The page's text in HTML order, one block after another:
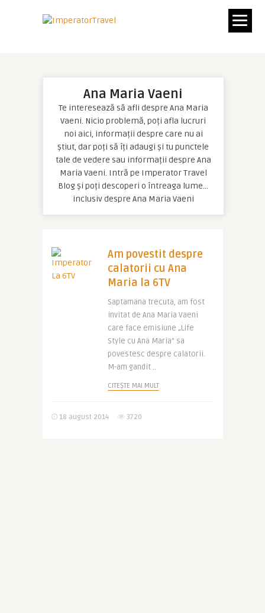
Ana Maria Vaeni
Te interesează să afli despre Ana Maria
Vaeni. Nicio problemă, poți afla lucruri
noi aici, informații despre care nu ai
știut, dar poți să îți adaugi și tu punctele
tale de vedere sau informații despre Ana
Maria Vaeni. Intră pe Imperator Travel
Blog și poți descoperi o întreaga lume…
inclusiv despre Ana Maria Vaeni
Am povestit despre
calatorii cu Ana
Maria la 6TV
Saptamana trecuta, am fost
invitat de Ana Maria Vaeni
care face emisiune „Life
Style cu Ana Maria” sa
povestesc despre calatorii.
M-am gandit ..
CITEȘTE MAI MULT
18 august 2014 3720